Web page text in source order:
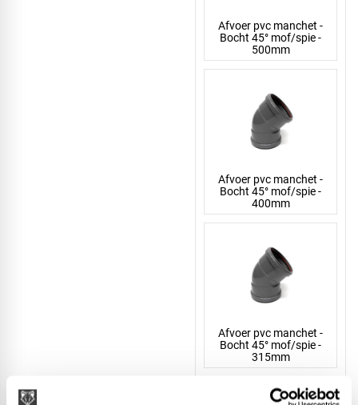
Afvoer pvc manchet -
Bocht 45° mof/spie -
500mm
Afvoer pvc manchet -
Bocht 45° mof/spie -
400mm
Afvoer pvc manchet -
Bocht 45° mof/spie -
315mm